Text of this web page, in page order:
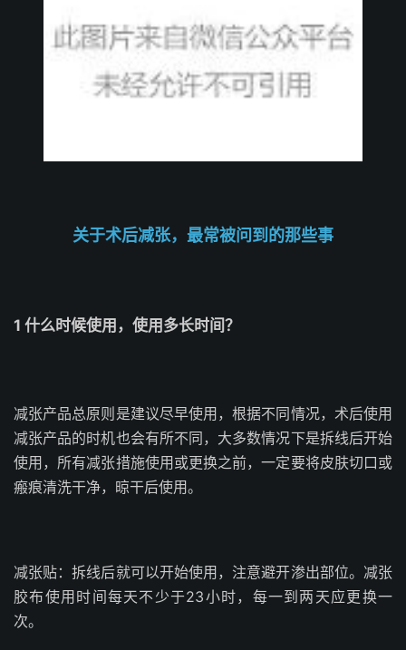
关于术后减张，最常被问到的那些事
1 什么时候使用，使用多长时间？
减张产品总原则是建议尽早使用，根据不同情况，术后使用
减张产品的时机也会有所不同，大多数情况下是拆线后开始
使用，所有减张措施使用或更换之前，一定要将皮肤切口或
瘢痕清洗干净，晾干后使用。
减张贴：拆线后就可以开始使用，注意避开渗出部位。减张
胶布使用时间每天不少于23小时，每一到两天应更换一
次。